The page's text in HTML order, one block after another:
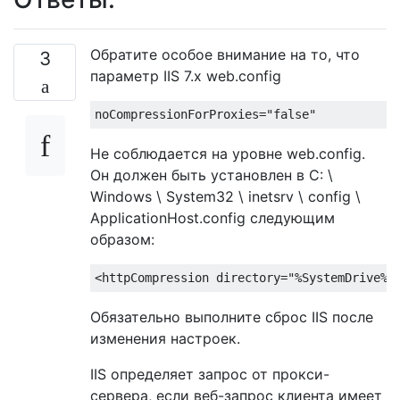
3
Обратите особое внимание на то, что
параметр IIS 7.x web.config
Не соблюдается на уровне web.config.
Он должен быть установлен в C: \
Windows \ System32 \ inetsrv \ config \
ApplicationHost.config следующим
образом:
Обязательно выполните сброс IIS после
изменения настроек.
IIS определяет запрос от прокси-
сервера, если веб-запрос клиента имеет